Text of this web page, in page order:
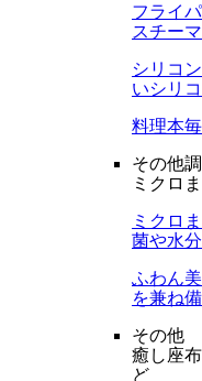
フライ
スチー
シリコ
いシリ
料理本
その他
ミクロ
ミクロ
菌や水
ふわん
を兼ね
その他
癒し座
ど